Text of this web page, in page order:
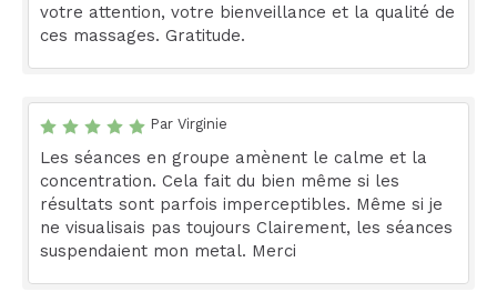
votre attention, votre bienveillance et la qualité de
ces massages. Gratitude.
Par Virginie
Les séances en groupe amènent le calme et la
concentration. Cela fait du bien même si les
résultats sont parfois imperceptibles. Même si je
ne visualisais pas toujours Clairement, les séances
suspendaient mon metal. Merci